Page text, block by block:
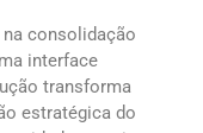
consolidação
interface
transforma
estratégica do